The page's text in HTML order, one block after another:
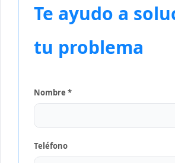
Te ayudo a
tu problema
Nombre *
Teléfono